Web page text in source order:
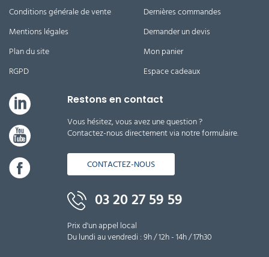
Conditions générale de vente
Mentions légales
Plan du site
RGPD
Dernières commandes
Demander un devis
Mon panier
Espace cadeaux
Restons en contact
Vous hésitez, vous avez une question ?
Contactez-nous directement via notre formulaire.
CONTACTEZ-NOUS
03 20 27 59 59
Prix d'un appel local
Du lundi au vendredi : 9h / 12h - 14h / 17h30